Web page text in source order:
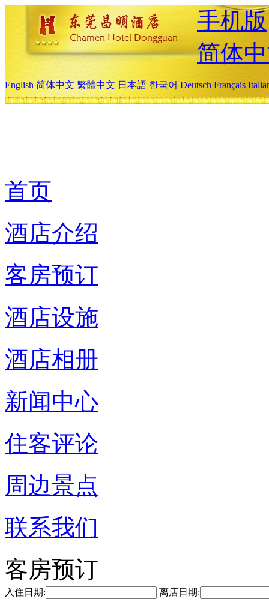
手机版
简体
English 简体中文 繁體中文 日本語 한국어 Deutsch Français
首页
酒店介绍
客房预订
酒店设施
酒店相册
新闻中心
住客评论
周边景点
联系我们
客房预订
入住日期: 离店日期: